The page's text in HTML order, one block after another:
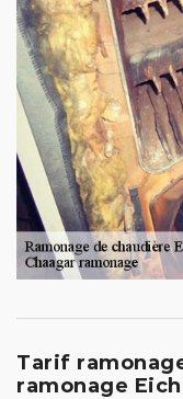
Tarif
ramonage